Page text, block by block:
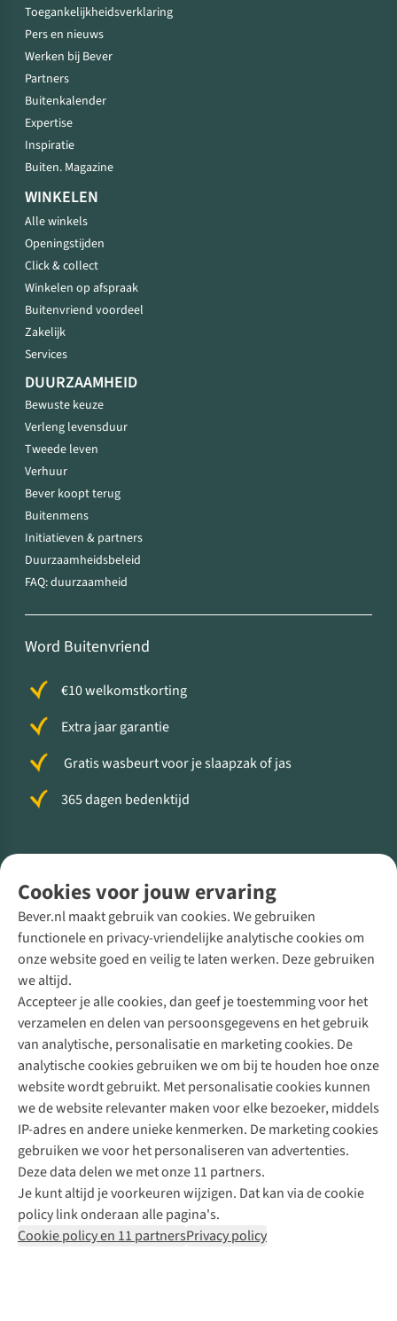
Cookies voor jouw ervaring
Bever.nl maakt gebruik van cookies. We gebruiken
functionele en privacy-vriendelijke analytische cookies om
onze website goed en veilig te laten werken. Deze gebruiken
we altijd.
Accepteer je alle cookies, dan geef je toestemming voor het
verzamelen en delen van persoonsgegevens en het gebruik
van analytische, personalisatie en marketing cookies. De
analytische cookies gebruiken we om bij te houden hoe onze
website wordt gebruikt. Met personalisatie cookies kunnen
we de website relevanter maken voor elke bezoeker, middels
IP-adres en andere unieke kenmerken. De marketing cookies
gebruiken we voor het personaliseren van advertenties.
Deze data delen we met onze 11 partners.
Je kunt altijd je voorkeuren wijzigen. Dat kan via de cookie
policy link onderaan alle pagina's.
Cookie policy en 11 partnersPrivacy policy
Toegankelijkheidsverklaring
Pers en nieuws
Werken bij Bever
Partners
Buitenkalender
Expertise
Inspiratie
Buiten. Magazine
WINKELEN
Alle winkels
Openingstijden
Click & collect
Winkelen op afspraak
Buitenvriend voordeel
Zakelijk
Services
DUURZAAMHEID
Bewuste keuze
Verleng levensduur
Tweede leven
Verhuur
Bever koopt terug
Buitenmens
Initiatieven & partners
Duurzaamheidsbeleid
FAQ: duurzaamheid
Word Buitenvriend
€10 welkomstkorting
Extra jaar garantie
Gratis wasbeurt voor je slaapzak of jas
365 dagen bedenktijd
Direct advies van een Buitenexpert
+31 (0)85 888 50 88
+31 6 12 28 49 80
Contactformulier